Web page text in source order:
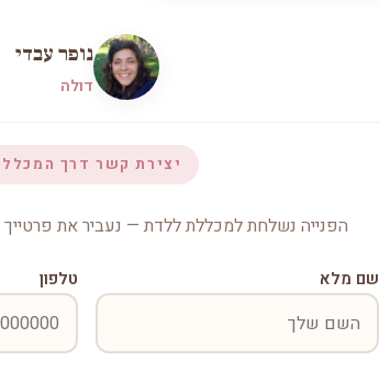
נופר עבדי
דולה
יצירת קשר דרך
הפנייה נשלחת למכללת ללדת — נעביר את פרטייך
שם מלא טלפון